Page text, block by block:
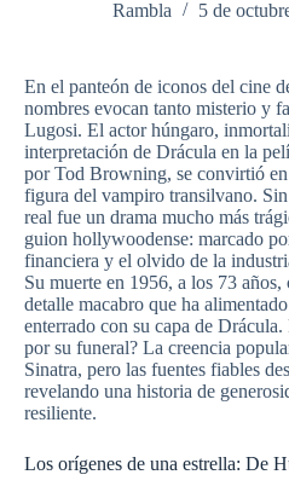
Rambla 5 de
En el panteón de iconos del cine
nombres evocan tanto misterio y
Lugosi. El actor húngaro,
interpretación de Drácula en la
por Tod Browning, se convirtió
figura del vampiro transilvano.
real fue un drama mucho más
guion hollywoodense: marcado
financiera y el olvido de la
Su muerte en 1956, a los 73
detalle macabro que ha
enterrado con su capa de
por su funeral? La creencia
Sinatra, pero las fuentes fiables
revelando una historia de
resiliente.
Los orígenes de una estrella: De